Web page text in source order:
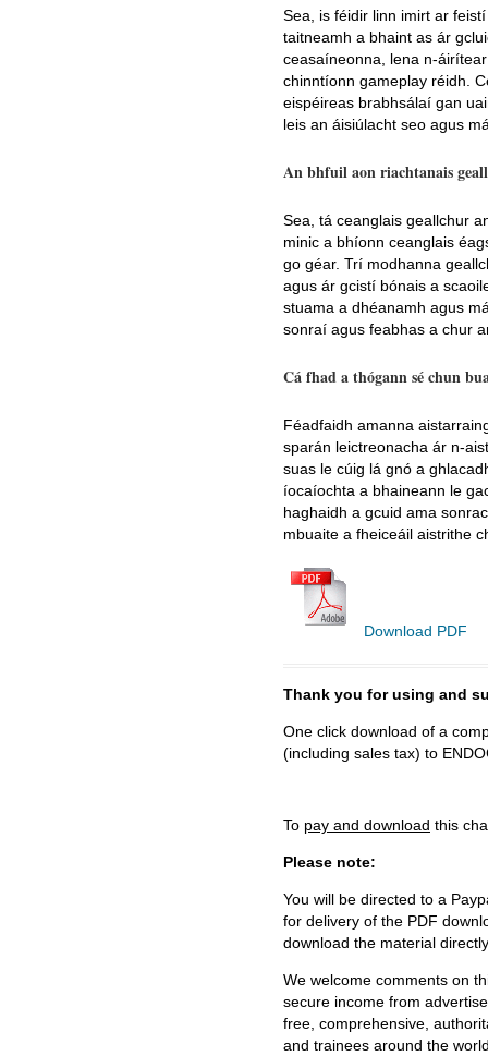
Sea, is féidir linn imirt ar
taitneamh a bhaint as ár
ceasaíneonna, lena n-
chinntíonn gameplay réidh.
eispéireas brabhsálaí gan
leis an áisiúlacht seo agus
An bhfuil aon riachtanais
Sea, tá ceanglais geallchur
minic a bhíonn ceanglais
go géar. Trí modhanna
agus ár gcistí bónais a
stuama a dhéanamh agus
sonraí agus feabhas a chur
Cá fhad a thógann sé chun
Féadfaidh amanna
sparán leictreonacha ár n-
suas le cúig lá gnó a
íocaíochta a bhaineann le
haghaidh a gcuid ama
mbuaite a fheiceáil aistrithe
Download PDF
Thank you for using and
One click download of a
(including sales tax) to
To pay and download this
Please note:
You will be directed to a
for delivery of the PDF
download the material
We welcome comments on
secure income from
free, comprehensive,
and trainees around the